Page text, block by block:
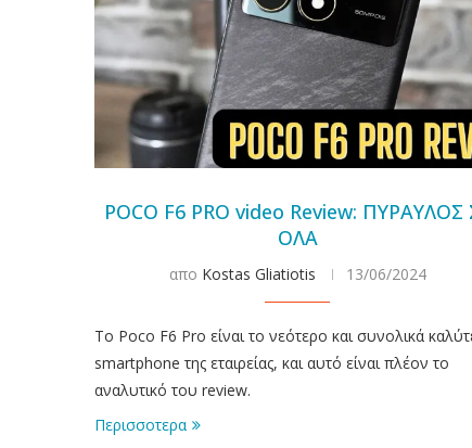
POCO F6 PRO video Review: ΠΥΡΑΥΛΟΣ
ΟΛΑ
απο Kostas Gliatiotis 13/06/2024
To Poco F6 Pro είναι το νεότερο και συνολικά
smartphone της εταιρείας, και αυτό είναι πλέον το
αναλυτικό του review.
Περισσοτερα